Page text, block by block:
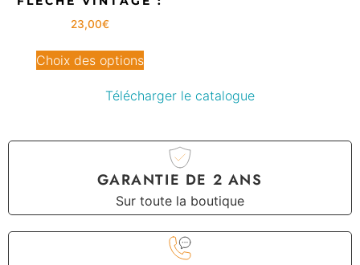
23,00€
Choix des options
Télécharger le catalogue
GARANTIE DE 2 ANS
Sur toute la boutique